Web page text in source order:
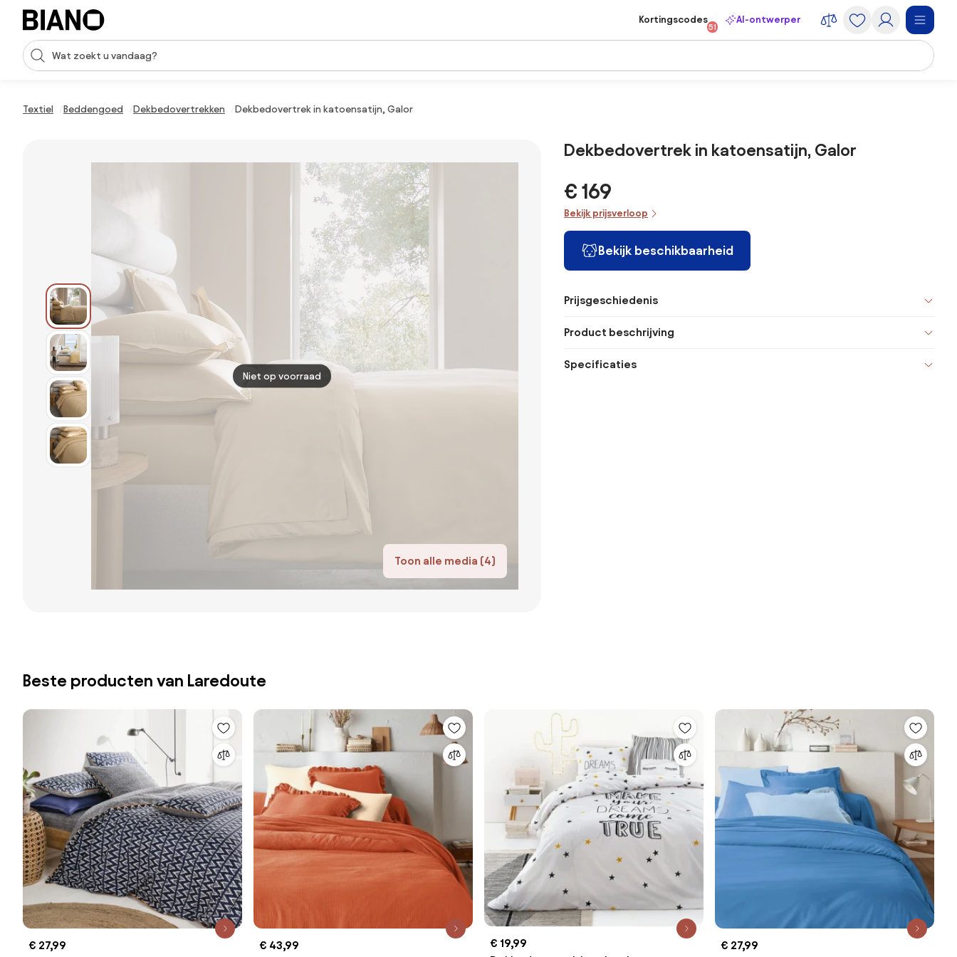
Navigatie overslaan, naar inhoud springen
Zoekopdracht invoeren
Kortingscodes
51
AI-ontwerper
Textiel Beddengoed Dekbedovertrekken Dekbedovertrek in katoensatijn, Galor
Toon alle media (4)
Niet op voorraad
Dekbedovertrek in katoensatijn, Galor
€ 169
Bekijk prijsverloop
Bekijk beschikbaarheid
Prijsgeschiedenis
Product beschrijving
Specificaties
Beste producten van Laredoute
€ 27,99
€ 43,99
€ 19,99
€ 27,99